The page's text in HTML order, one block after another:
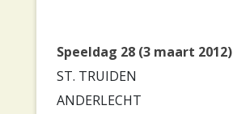
Speeldag 28 (3 maart 2012)
ST. TRUIDEN
ANDERLECHT